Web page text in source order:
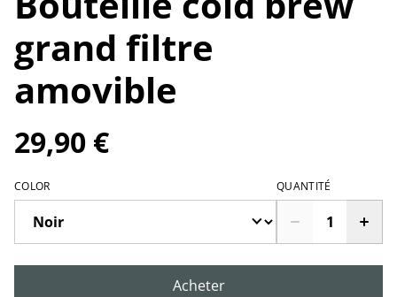
grand filtre
amovible
29,90 €
COLOR QUANTITÉ
Acheter